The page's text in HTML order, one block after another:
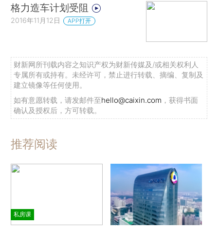
格力造车计划受阻
2016年11月12日 APP打开
财新网所刊载内容之知识产权为财新传媒及/或相关权利人
专属所有或持有。未经许可，禁止进行转载、摘编、复制及
建立镜像等任何使用。
如有意愿转载，请发邮件至hello@caixin.com ，获得书面
确认及授权后，方可转载。
推荐阅读
私房课